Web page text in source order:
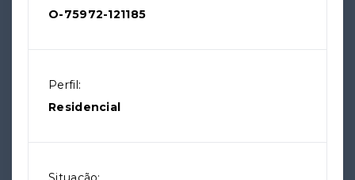
O-75972-121185
Perfil:
Residencial